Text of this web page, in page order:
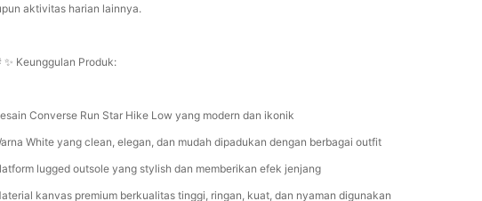
aktivitas harian lainnya.
Keunggulan Produk:
Converse Run Star Hike Low yang modern dan ikonik
White yang clean, elegan, dan mudah dipadukan dengan berbagai outfit
lugged outsole yang stylish dan memberikan efek jenjang
kanvas premium berkualitas tinggi, ringan, kuat, dan nyaman digunakan